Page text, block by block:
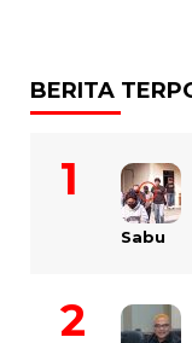
BERITA
Sabu